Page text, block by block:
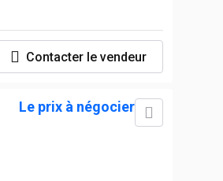
Contacter le vendeur
Le prix à négocier